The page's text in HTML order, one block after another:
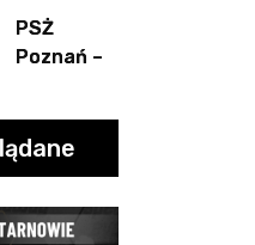
PSŻ
Poznań –
Rybnik,
2.08.2026
-3